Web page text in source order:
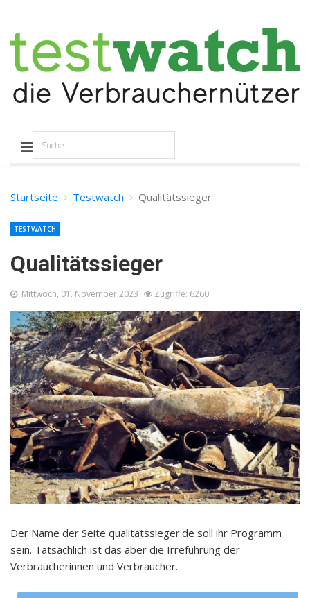
Startseite Testwatch Qualitätssieger
Qualitätssieger
TESTWATCH
Mittwoch, 01. November 2023 Zugriffe: 6260
Der Name der Seite qualitätssieger.de soll ihr Programm
sein. Tatsächlich ist das aber die Irreführung der
Verbraucherinnen und Verbraucher.